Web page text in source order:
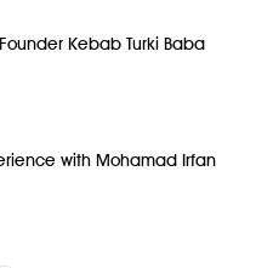
Kebab Turki Baba
with Mohamad Irfan